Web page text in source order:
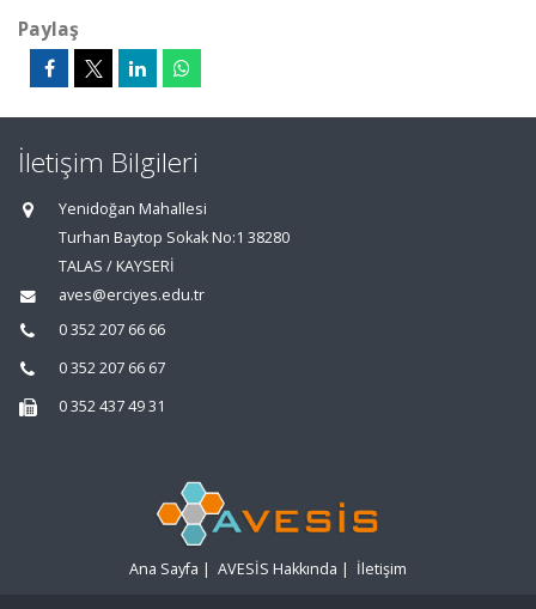
Paylaş
İletişim Bilgileri
Yenidoğan Mahallesi
Turhan Baytop Sokak No:1 38280
TALAS / KAYSERİ
aves@erciyes.edu.tr
0 352 207 66 66
0 352 207 66 67
0 352 437 49 31
Ana Sayfa | AVESİS Hakkında | İletişim